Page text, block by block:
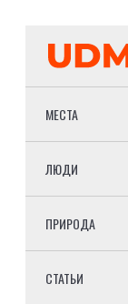
МЕСТА
ЛЮДИ
ПРИРОДА
СТАТЬИ